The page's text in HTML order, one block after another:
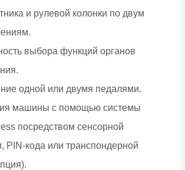
и рулевой колонки по двум
выбора функций органов
одной или двумя педалями.
машины с помощью системы
посредством сенсорной
PIN-кода или транспондерной